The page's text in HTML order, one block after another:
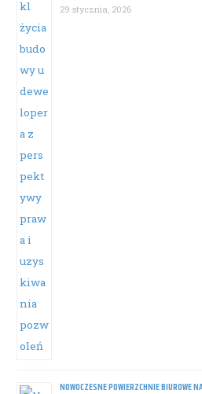
29 stycznia, 2026
NOWOCZESNE POWIERZCHNIE BIUROWE